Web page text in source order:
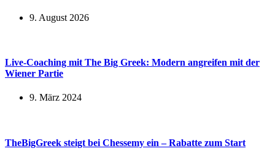
9. August 2026
Live-Coaching mit The Big Greek: Modern angreifen mit der
Wiener Partie
9. März 2024
TheBigGreek steigt bei Chessemy ein – Rabatte zum Start